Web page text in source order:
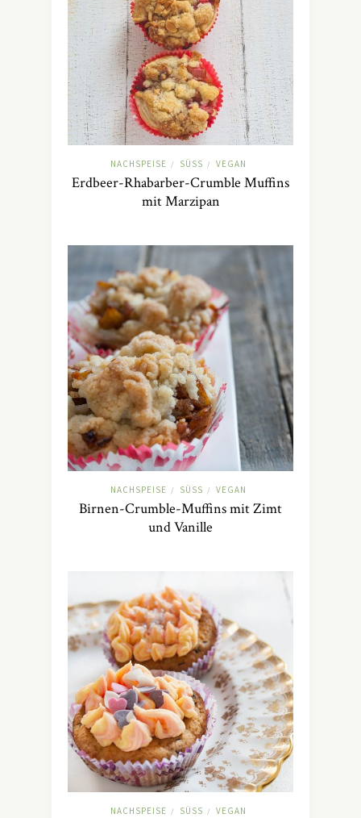
NACHSPEISE / SÜSS / VEGAN
Erdbeer-Rhabarber-Crumble Muffins
mit Marzipan
NACHSPEISE / SÜSS / VEGAN
Birnen-Crumble-Muffins mit Zimt
und Vanille
NACHSPEISE / SÜSS / VEGAN